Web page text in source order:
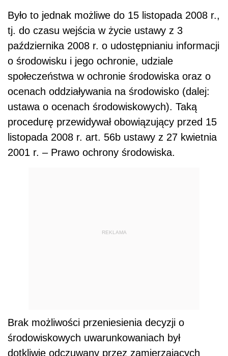
Było to jednak możliwe do 15 listopada 2008 r.,
tj. do czasu wejścia w życie ustawy z 3
października 2008 r. o udostępnianiu informacji
o środowisku i jego ochronie, udziale
społeczeństwa w ochronie środowiska oraz o
ocenach oddziaływania na środowisko (dalej:
ustawa o ocenach środowiskowych). Taką
procedurę przewidywał obowiązujący przed 15
listopada 2008 r. art. 56b ustawy z 27 kwietnia
2001 r. – Prawo ochrony środowiska.
REKLAMA
Brak możliwości przeniesienia decyzji o
środowiskowych uwarunkowaniach był
dotkliwie odczuwany przez zamierzających